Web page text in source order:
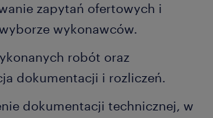
zapytań ofertowych i
wykonawców.
robót oraz
dokumentacji i rozliczeń.
dokumentacji technicznej, w